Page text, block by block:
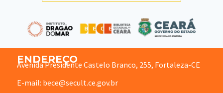
ENDEREÇO
Avenida Presidente Castelo Branco, 255, Fortaleza-CE
E-mail: bece@secult.ce.gov.br